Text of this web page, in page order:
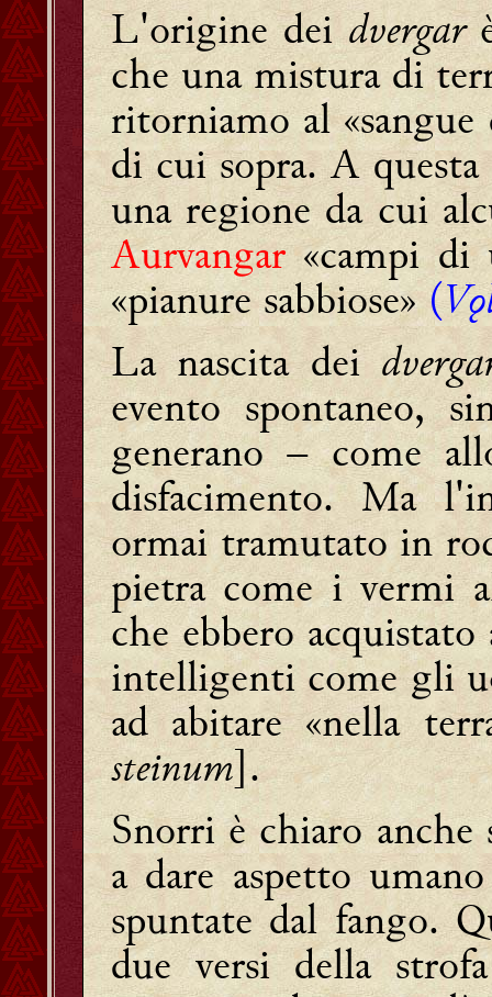
L'origine deidvergar
che una mistura di
ritorniamo al
di cui sopra. A
una regione da cui
Aurvangar«campi di
«pianure sabbiose»(
La nascita dei
evento spontaneo,
generano – come
disfacimento. Ma
ormai tramutato in
pietra come i vermi
che ebbero
intelligenti come gli
ad abitare «nella
steinum].
Snorri è chiaro
a dare aspetto
spuntate dal fango.
due versi della